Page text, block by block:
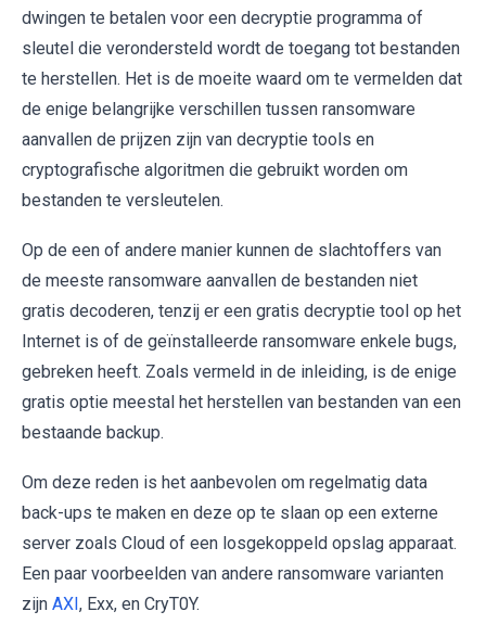
dwingen te betalen voor een decryptie programma of
sleutel die verondersteld wordt de toegang tot bestanden
te herstellen. Het is de moeite waard om te vermelden dat
de enige belangrijke verschillen tussen ransomware
aanvallen de prijzen zijn van decryptie tools en
cryptografische algoritmen die gebruikt worden om
bestanden te versleutelen.
Op de een of andere manier kunnen de slachtoffers van
de meeste ransomware aanvallen de bestanden niet
gratis decoderen, tenzij er een gratis decryptie tool op het
Internet is of de geïnstalleerde ransomware enkele bugs,
gebreken heeft. Zoals vermeld in de inleiding, is de enige
gratis optie meestal het herstellen van bestanden van een
bestaande backup.
Om deze reden is het aanbevolen om regelmatig data
back-ups te maken en deze op te slaan op een externe
server zoals Cloud of een losgekoppeld opslag apparaat.
Een paar voorbeelden van andere ransomware varianten
zijn AXI , Exx, en CryT0Y.